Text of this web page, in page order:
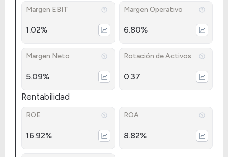
Margen EBIT
1.02%
Margen Operativo
6.80%
Margen Neto
5.09%
Rotación de Activos
0.37
Rentabilidad
ROE
16.92%
ROA
8.82%